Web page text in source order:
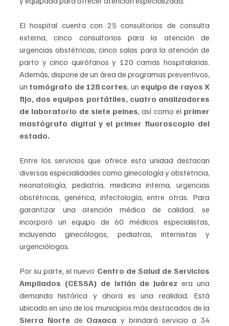
El hospital cuenta con 25 consultorios de consulta
externa, cinco consultorios para la atención de
urgencias obstétricas, cinco salas para la atención de
parto y cinco quirófanos y 120 camas hospitalarias.
Además, dispone de un área de programas preventivos,
un tomógrafo de 128 cortes, un equipo de rayos X
fijo, dos equipos portátiles, cuatro analizadores
de laboratorio de siete peines, así como el primer
mastógrafo digital y el primer fluoroscopio del
estado.
Entre los servicios que ofrece esta unidad destacan
diversas especialidades como ginecología y obstetricia,
neonatología, pediatría, medicina interna, urgencias
obstétricas, genética, infectología, entre otras. Para
garantizar una atención médica de calidad, se
incorporó un equipo de 60 médicos especialistas,
incluyendo ginecólogos, pediatras, internistas y
urgenciólogos.
Por su parte, el nuevo Centro de Salud de Servicios
Ampliados (CESSA) de Ixtlán de Juárez era una
demanda histórica y ahora es una realidad. Está
ubicado en uno de los municipios más destacados de la
Sierra Norte de Oaxaca y brindará servicio a 34